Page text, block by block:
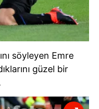
söyleyen Emre
güzel bir